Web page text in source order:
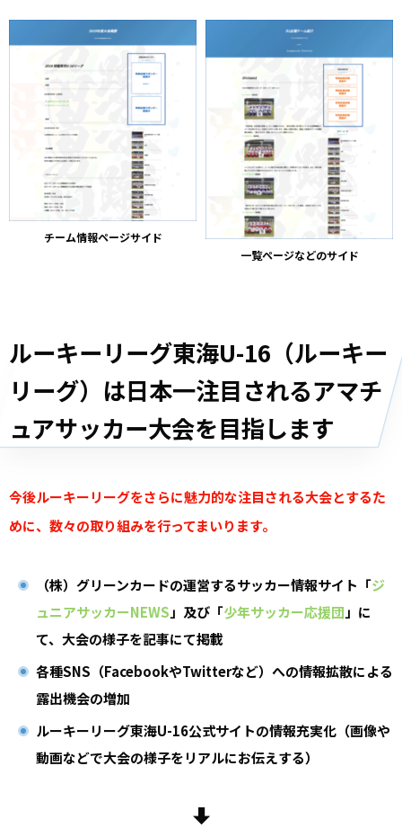
チーム情報ページサイド
一覧ページなどのサイド
ルーキーリーグ東海U-16（ルーキー
リーグ）は日本一注目されるアマチ
ュアサッカー大会を目指します
今後ルーキーリーグをさらに魅力的な注目される大会とするた
めに、数々の取り組みを行ってまいります。
（株）グリーンカードの運営するサッカー情報サイト「ジ
ュニアサッカーNEWS 」及び「少年サッカー応援団 」に
て、大会の様子を記事にて掲載
各種SNS（FacebookやTwitterなど）への情報拡散による
露出機会の増加
ルーキーリーグ東海U-16公式サイトの情報充実化（画像や
動画などで大会の様子をリアルにお伝えする）